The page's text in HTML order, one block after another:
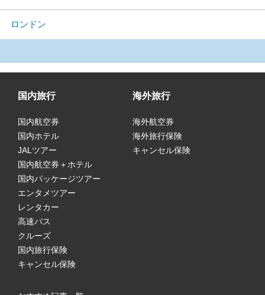
ロンドン
国内旅行
国内航空券
国内ホテル
JALツアー
国内航空券＋ホテル
国内パッケージツアー
エンタメツアー
レンタカー
高速バス
クルーズ
国内旅行保険
キャンセル保険
海外旅行
海外航空券
海外旅行保険
キャンセル保険